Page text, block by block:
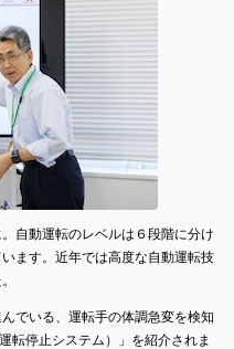
自動運転のレベルは６段階に分け
ます。近年では高度な自動運転技
でいる、運転手の体調急変を検知
転停止システム）」を紹介されま